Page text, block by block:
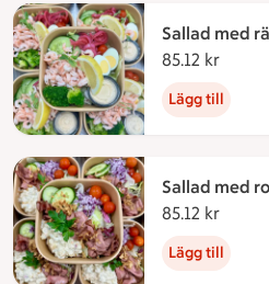
Sallad med
85.12 kr
Lägg till
Sallad
85.12 kr
Lägg till